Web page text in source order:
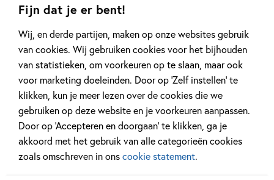
Fijn dat je er bent!
Wij, en derde partijen, maken op onze websites gebruik
van cookies. Wij gebruiken cookies voor het bijhouden
van statistieken, om voorkeuren op te slaan, maar ook
voor marketing doeleinden. Door op ‘Zelf instellen’ te
klikken, kun je meer lezen over de cookies die we
gebruiken op deze website en je voorkeuren aanpassen.
Door op ‘Accepteren en doorgaan’ te klikken, ga je
akkoord met het gebruik van alle categorieën cookies
zoals omschreven in onscookie statement.
Kipjes – Kom
maar, kipjes!
PAKKET (boek +
knuffeltje)
Hilde
Peters
22 ,50
Zo vind je een
yeti
Matt
Hunt
15,99
Pieter
Beatrix
22,99